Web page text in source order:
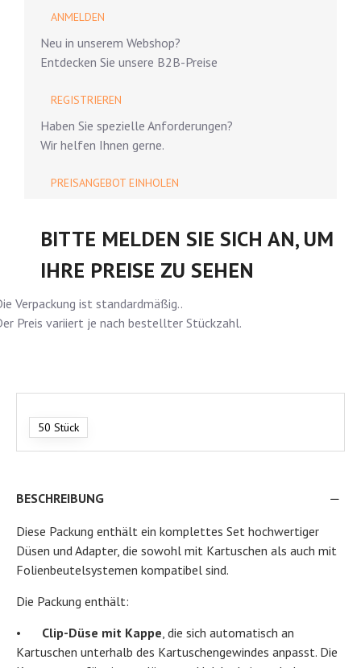
ANMELDEN
Neu in unserem Webshop?
Entdecken Sie unsere B2B-Preise
REGISTRIEREN
Haben Sie spezielle Anforderungen?
Wir helfen Ihnen gerne.
PREISANGEBOT EINHOLEN
BITTE MELDEN SIE SICH AN, UM
IHRE PREISE ZU SEHEN
Verpackung ist standardmäßig..
Preis variiert je nach bestellter Stückzahl.
50 Stück
BESCHREIBUNG
Diese Packung enthält ein komplettes Set hochwertiger
Düsen und Adapter, die sowohl mit Kartuschen als auch mit
Folienbeutelsystemen kompatibel sind.
Die Packung enthält:
•
Clip-Düse mit Kappe, die sich automatisch an
Kartuschen unterhalb des Kartuschengewindes anpasst. Die